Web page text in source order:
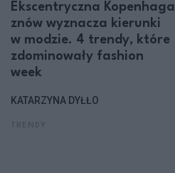
Ekscentryczna Kopenhaga
znów wyznacza kierunki
w modzie. 4 trendy, które
zdominowały fashion
week
KATARZYNA DYŁŁO